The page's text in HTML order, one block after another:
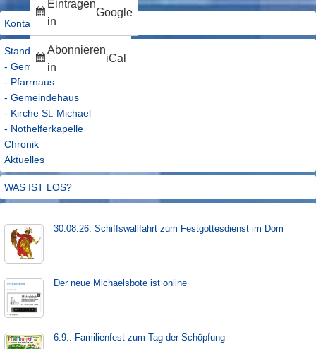
Eintragen
in
Google
Abonnieren
in
iCal
Kontakt
Standorte
- Gemeindebüro
- Pfarrhaus
- Gemeindehaus
- Kirche St. Michael
- Nothelferkapelle
Chronik
Aktuelles
WAS IST LOS?
30.08.26: Schiffs­­wall­fahr­t zum Fest­gott­es­dienst im Dom
Der neue Michaels­bote ist on­line
6.9.: Familienfest zum Tag der Schöpfung